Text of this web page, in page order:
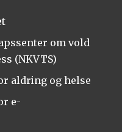
om vold
(NKVTS)
aldring og helse
e-